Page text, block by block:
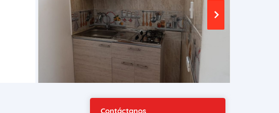
Contáctanos